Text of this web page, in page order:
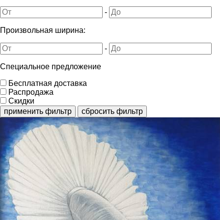
-
Произвольная ширина:
-
Специальное предложение
Бесплатная доставка
Распродажа
Скидки
применить фильтр
сбросить фильтр